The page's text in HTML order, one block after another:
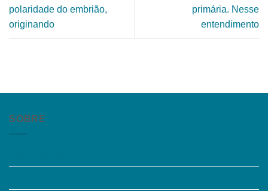
polaridade do embrião,
originando
primária. Nesse
entendimento
SOBRE